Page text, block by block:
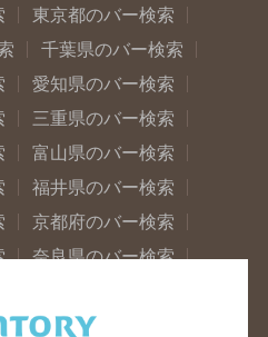
東京都のバー検索
千葉県のバー検索
愛知県のバー検索
三重県のバー検索
富山県のバー検索
福井県のバー検索
京都府のバー検索
奈良県のバー検索
岡山県のバー検索